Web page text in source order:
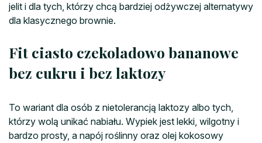
jelit i dla tych, którzy chcą bardziej odżywczej alternatywy
dla klasycznego brownie.
Fit ciasto czekoladowo bananowe
bez cukru i bez laktozy
To wariant dla osób z nietolerancją laktozy albo tych,
którzy wolą unikać nabiału. Wypiek jest lekki, wilgotny i
bardzo prosty, a napój roślinny oraz olej kokosowy